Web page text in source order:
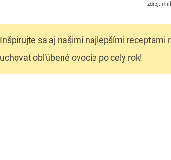
zdroj:
Inšpirujte sa aj našimi najlepšími receptami
uchovať obľúbené ovocie po celý rok!